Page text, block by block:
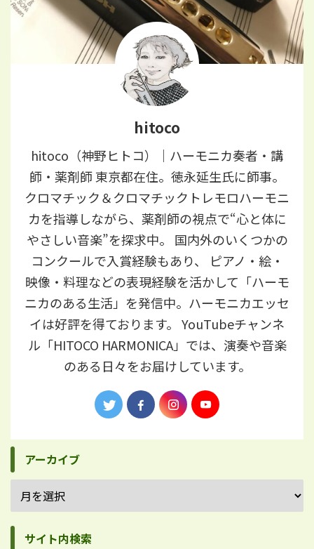
hitoco
hitoco（神野ヒトコ）｜ハーモニカ奏者・講
師・薬剤師 東京都在住。徳永延生氏に師事。
クロマチック＆クロマチックトレモロハーモニ
カを指導しながら、薬剤師の視点で“心と体に
やさしい音楽”を探求中。 国内外のいくつかの
コンクールで入賞経験もあり、 ピアノ・絵・
映像・料理などの表現経験を活かして「ハーモ
ニカのある生活」を発信中。ハーモニカエッセ
イは好評を得ております。 YouTubeチャンネ
ル「HITOCO HARMONICA」では、演奏や音楽
のある日々をお届けしています。
アーカイブ
サイト内検索